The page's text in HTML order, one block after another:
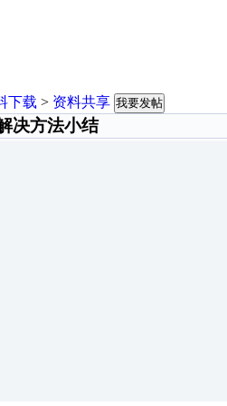
下载 > 资料共享 我要发帖
决方法小结